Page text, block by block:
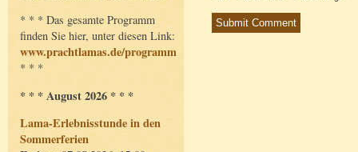
* * * Das gesamte Programm
finden Sie hier, unter diesen Link:
www.prachtlamas.de/programm
* * *
* * * August 2026 * * *
Lama-Erlebnisstunde in den
Sommerferien